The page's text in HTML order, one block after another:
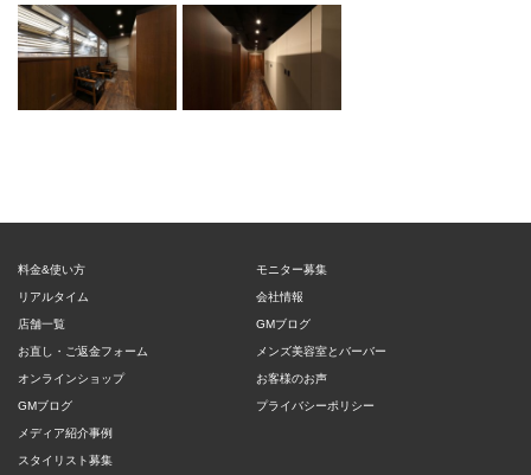
料金&使い方
リアルタイム
店舗一覧
お直し・ご返金フォーム
オンラインショップ
GMブログ
メディア紹介事例
スタイリスト募集
モニター募集
会社情報
GMブログ
メンズ美容室とバーバー
お客様のお声
プライバシーポリシー